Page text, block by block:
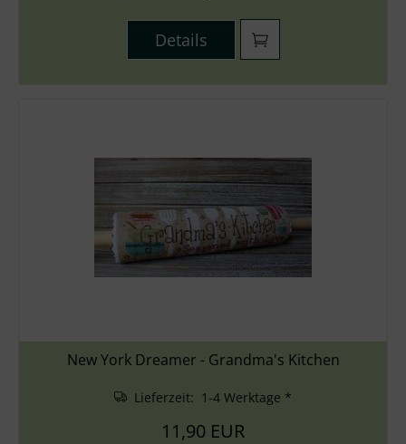
Details
New York Dreamer - Grandma's Kitchen
Lieferzeit: 1-4 Werktage *
11,90 EUR